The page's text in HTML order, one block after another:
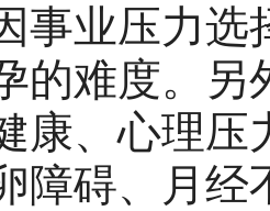
事业压力选
的难度。另
康、心理压
障碍、月